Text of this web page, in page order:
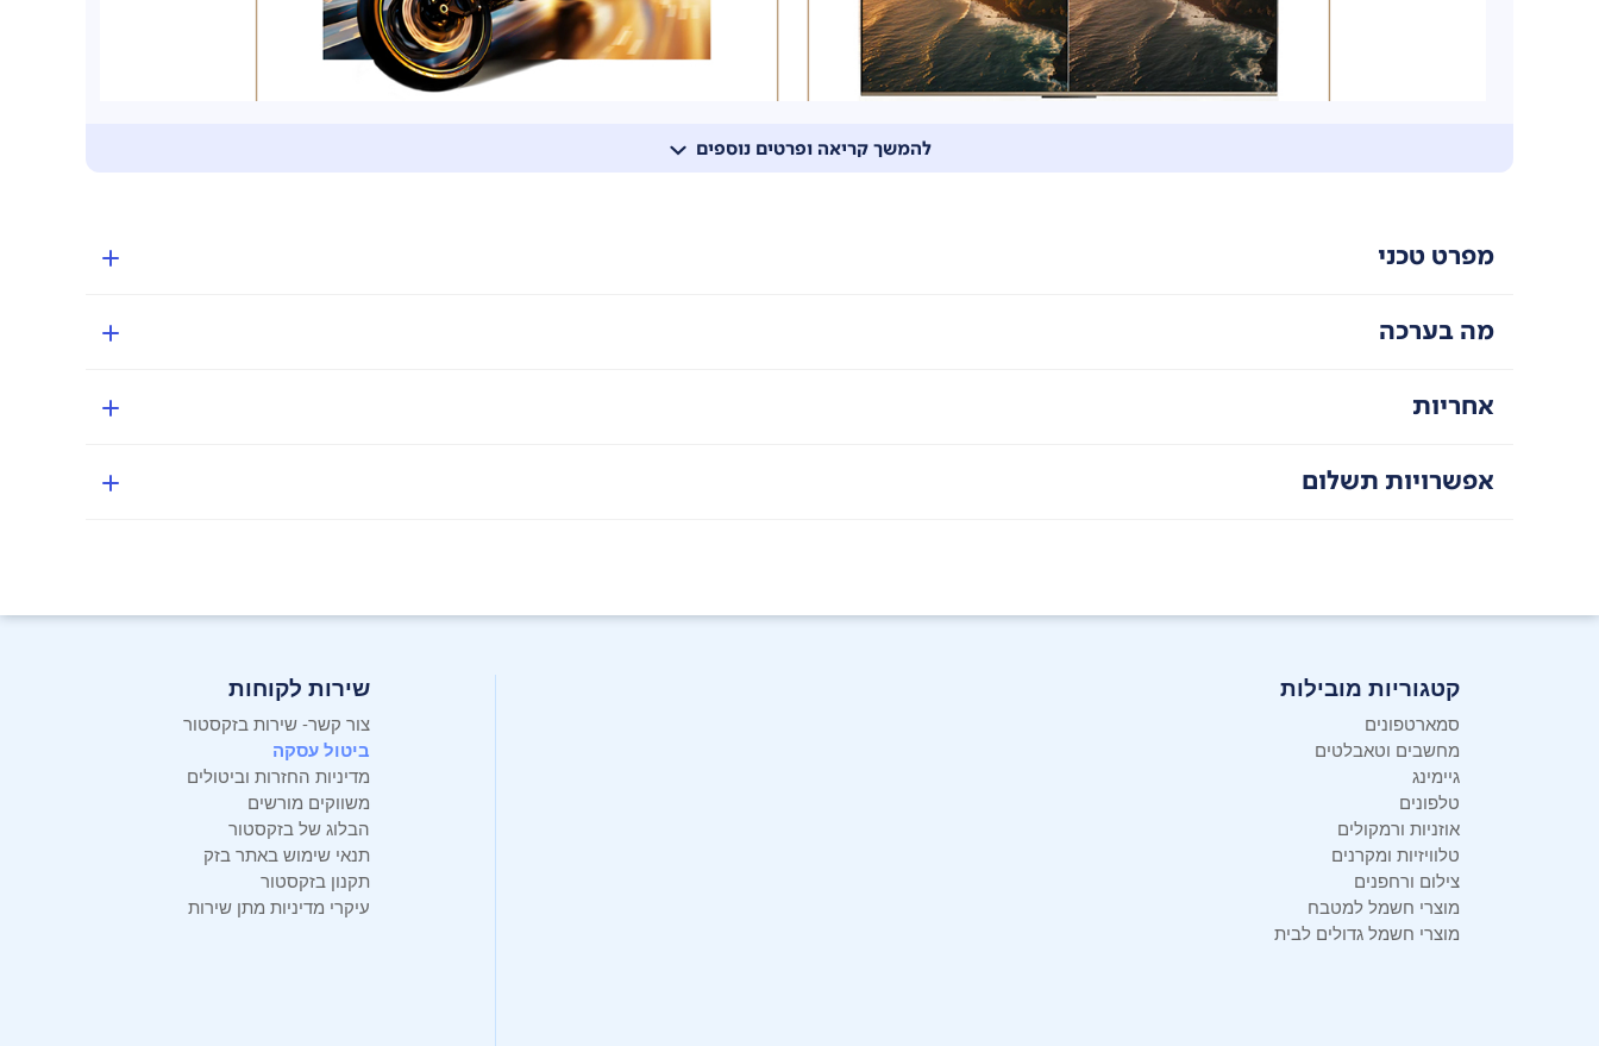
להמשך קריאה ופרטים נוספים
מפרט טכני
מה בערכה
אחריות
אפשרויות תשלום
קטגוריות מובילות
סמארטפונים
מחשבים וטאבלטים
גיימינג
טלפונים
אוזניות ורמקולים
טלוויזיות ומקרנים
צילום ורחפנים
מוצרי חשמל למטבח
מוצרי חשמל גדולים לבית
שירות לקוחות
צור קשר- שירות בזקסטור
ביטול עסקה
מדיניות החזרות וביטולים
משווקים מורשים
הבלוג של בזקסטור
תנאי שימוש באתר בזק
תקנון בזקסטור
עיקרי מדיניות מתן שירות